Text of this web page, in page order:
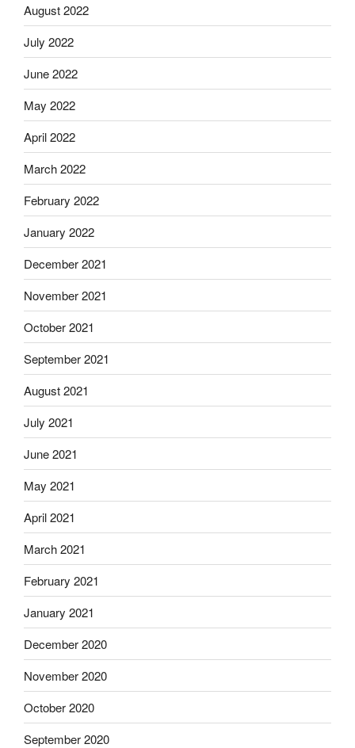
August 2022
July 2022
June 2022
May 2022
April 2022
March 2022
February 2022
January 2022
December 2021
November 2021
October 2021
September 2021
August 2021
July 2021
June 2021
May 2021
April 2021
March 2021
February 2021
January 2021
December 2020
November 2020
October 2020
September 2020